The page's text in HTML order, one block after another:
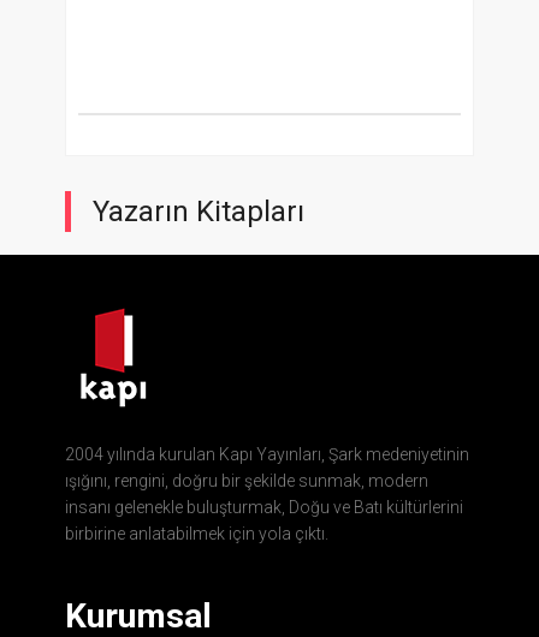
Yazarın Kitapları
2004 yılında kurulan Kapı Yayınları, Şark medeniyetinin
ışığını, rengini, doğru bir şekilde sunmak, modern
insanı gelenekle buluşturmak, Doğu ve Batı kültürlerini
birbirine anlatabilmek için yola çıktı.
Kurumsal